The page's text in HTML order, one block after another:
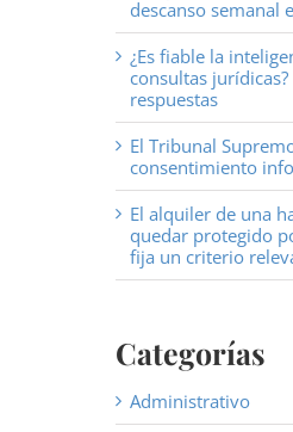
descanso semanal
¿Es fiable la
consultas
respuestas
El Tribunal
consentimiento
El alquiler de una
quedar protegido
fija un criterio
Categorías
Administrativo